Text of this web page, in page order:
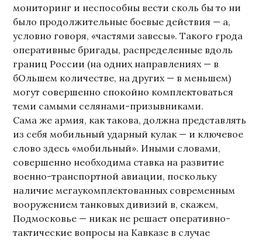
мониторинг и неспособны вести сколь бы то ни
было продолжительные боевые действия — а,
условно говоря, «частями завесы». Такого грода
оперативные бригады, распределенные вдоль
границ России (на одних направлениях — в
бОльшем количестве, на других — в меньшем)
могут совершенно спокойно комплектоваться
теми самыми селянами-призывниками.
Сама же армия, как такова, должна представлять
из себя мобильный ударный кулак — и ключевое
слово здесь «мобильный». Иными словами,
совершенно необходима ставка на развитие
военно-транспортной авиации, поскольку
наличие мегаукомплектованных современным
вооружением танковых дивизий в, скажем,
Подмосковье — никак не решает оперативно-
тактические вопросы на Кавказе в случае